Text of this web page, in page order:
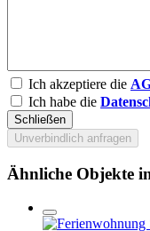
Ich akzeptiere die
Ich habe die
Schließen
Unverbindlich anfragen
Ähnliche Objekte